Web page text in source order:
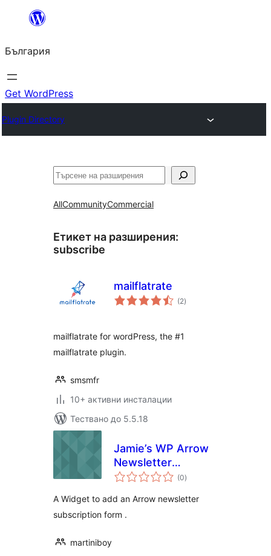
България
Get WordPress
Plugin Directory
Търсене
AllCommunityCommercial
Етикет на разширения:
subscribe
mailflatrate
(2общо
оценки
)
mailflatrate for wordPress, the #1
mailflatrate plugin.
smsmfr
10+ активни инсталации
Тествано до 5.5.18
Jamie’s WP Arrow
Newsletter
Subscriber
(0общо
оценки
)
A Widget to add an Arrow newsletter
subscription form .
martiniboy